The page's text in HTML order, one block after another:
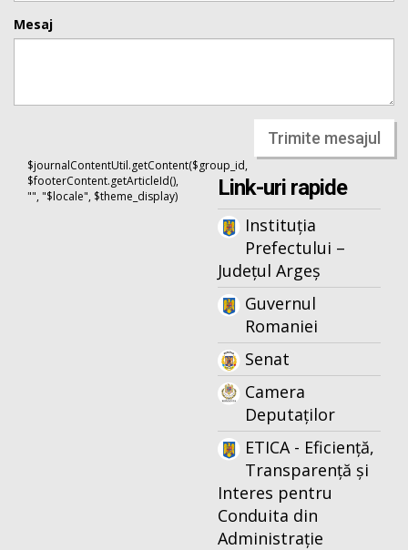
Mesaj
Trimite mesajul
$journalContentUtil.getContent($group_id,
$footerContent.getArticleId(),
"", "$locale", $theme_display)
Link-uri rapide
Instituția
Prefectului –
Județul Argeș
Guvernul
Romaniei
Senat
Camera
Deputaților
ETICA - Eficiență,
Transparență și
Interes pentru
Conduita din
Administrație